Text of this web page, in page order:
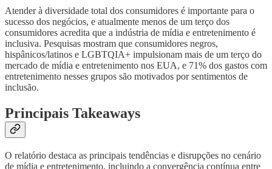
Atender à diversidade total dos consumidores é importante para o
sucesso dos negócios, e atualmente menos de um terço dos
consumidores acredita que a indústria de mídia e entretenimento é
inclusiva. Pesquisas mostram que consumidores negros,
hispânicos/latinos e LGBTQIA+ impulsionam mais de um terço do
mercado de mídia e entretenimento nos EUA, e 71% dos gastos com
entretenimento nesses grupos são motivados por sentimentos de
inclusão.
Principais Takeaways
O relatório destaca as principais tendências e disrupções no cenário
de mídia e entretenimento, incluindo a convergência contínua entre